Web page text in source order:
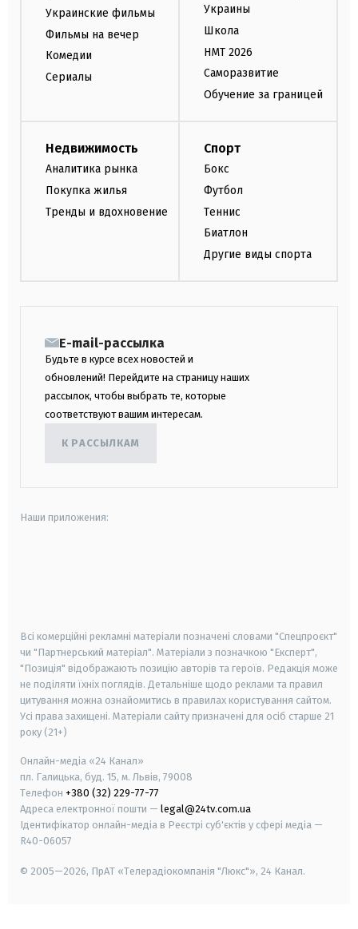
Украинские фильмы
Фильмы на вечер
Комедии
Сериалы
Украины
Школа
НМТ 2026
Саморазвитие
Обучение за границей
Недвижимость
Аналитика рынка
Покупка жилья
Тренды и вдохновение
Спорт
Бокс
Футбол
Теннис
Биатлон
Другие виды спорта
E-mail-рассылка
Будьте в курсе всех новостей и
обновлений! Перейдите на страницу наших
рассылок, чтобы выбрать те, которые
соответствуют вашим интересам.
К РАССЫЛКАМ
Наши приложения:
Всі комерційні рекламні матеріали позначені словами "Спецпроєкт"
чи "Партнерський матеріал". Матеріали з позначкою "Експерт",
"Позиція" відображають позицію авторів та героїв. Редакція може
не поділяти їхніх поглядів. Детальніше щодо реклами та правил
цитування можна ознайомитись в правилах користування сайтом.
Усі права захищені. Матеріали сайту призначені для осіб старше 21
року (21+)
Онлайн-медіа «24 Канал»
пл. Галицька, буд. 15, м. Львів, 79008
Телефон +380 (32) 229-77-77
Адреса електронної пошти — legal@24tv.com.ua
Ідентифікатор онлайн-медіа в Реєстрі суб'єктів у сфері медіа —
R40-06057
© 2005—2026, ПрАТ «Телерадіокомпанія "Люкс"», 24 Канал.